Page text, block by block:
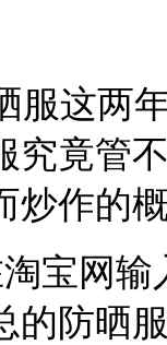
这两
究竟管
炒作的
宝网输
的防晒